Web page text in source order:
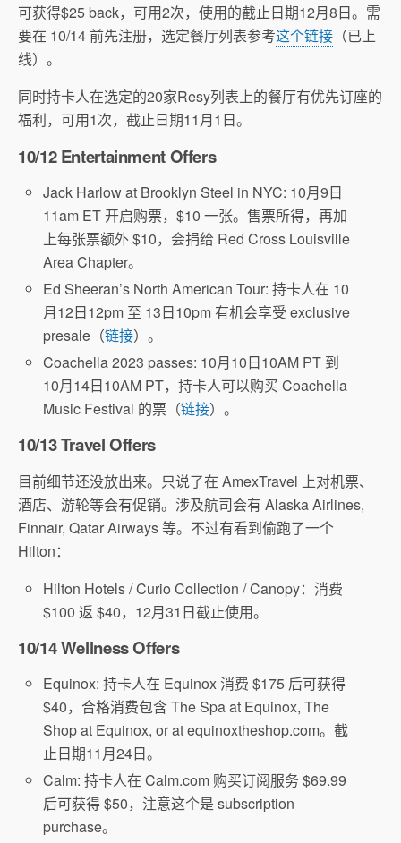
可获得$25 back，可用2次，使用的截止日期12月8日。需
要在 10/14 前先注册，选定餐厅列表参考这个链接 （已上
线）。
同时持卡人在选定的20家Resy列表上的餐厅有优先订座的
福利，可用1次，截止日期11月1日。
10/12 Entertainment Offers
Jack Harlow at Brooklyn Steel in NYC: 10月9日
11am ET 开启购票，$10 一张。售票所得，再加
上每张票额外 $10，会捐给 Red Cross Louisville
Area Chapter。
Ed Sheeran’s North American Tour: 持卡人在 10
月12日12pm 至 13日10pm 有机会享受 exclusive
presale（链接）。
Coachella 2023 passes: 10月10日10AM PT 到
10月14日10AM PT，持卡人可以购买 Coachella
Music Festival 的票（链接）。
10/13 Travel Offers
目前细节还没放出来。只说了在 AmexTravel 上对机票、
酒店、游轮等会有促销。涉及航司会有 Alaska Airlines,
Finnair, Qatar Airways 等。不过有看到偷跑了一个
Hilton：
Hilton Hotels / Curio Collection / Canopy：消费
$100 返 $40，12月31日截止使用。
10/14 Wellness Offers
Equinox: 持卡人在 Equinox 消费 $175 后可获得
$40，合格消费包含 The Spa at Equinox, The
Shop at Equinox, or at equinoxtheshop.com。截
止日期11月24日。
Calm: 持卡人在 Calm.com 购买订阅服务 $69.99
后可获得 $50，注意这个是 subscription
purchase。